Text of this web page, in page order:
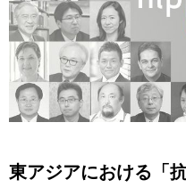
カテゴリー
政治・外交
国際
ニュース
アーカイブ
Japan Data
経済・ビジネス
国際・海外
社会
東アジアにおける「